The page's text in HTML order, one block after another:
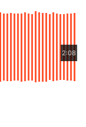
2:08